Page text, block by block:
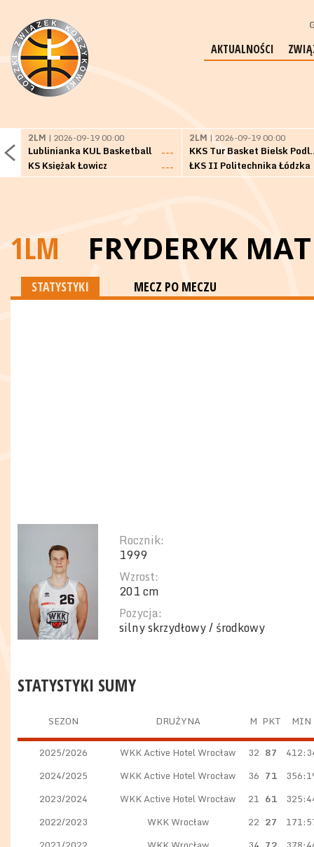
AKTUALNOŚCI
2LM | 2026-09-19 00:00
Lublinianka KUL Basketball
---
KS Księżak Łowicz
---
2LM | 2026-09-19 00:00
KKS Tur
ŁKS II Politechnika Łódzka
1LM FRYDERYK
STATYSTYKI MECZ PO MECZU
Rocznik:
1999
Wzrost:
201 cm
Pozycja:
silny skrzydłowy / środkowy
STATYSTYKI SUMY
SEZON DRUŻYNA M PKT MIN
2025/2026 WKK Active Hotel Wrocław 32 87
2024/2025
WKK Active Hotel Wrocław 36 71
2023/2024
WKK Active Hotel Wrocław 21 61
2022/2023
WKK Wrocław 22 27